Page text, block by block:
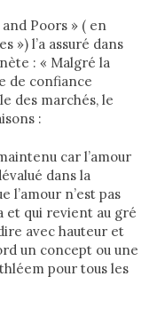
Poors » ( en
») l’a assuré dans
: « Malgré la
de confiance
des marchés, le
:
car l’amour
dans la
l’amour n’est pas
et qui revient au gré
avec hauteur et
un concept ou une
pour tous les